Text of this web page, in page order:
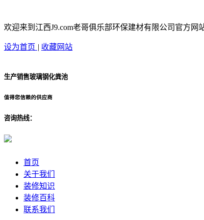
欢迎来到江西J9.com老哥俱乐部环保建材有限公司官方网
设为首页 | 收藏网站
生产销售玻璃钢化粪池
值得您信赖的供应商
咨询热线：
首页
关于我们
装修知识
装修百科
联系我们